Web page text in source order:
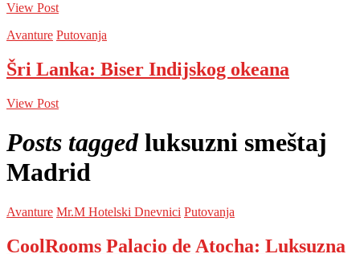
View Post
Avanture Putovanja
Šri Lanka: Biser Indijskog okeana
View Post
Posts tagged luksuzni smeštaj
Madrid
Avanture Mr.M Hotelski Dnevnici Putovanja
CoolRooms Palacio de Atocha: Luksuzna